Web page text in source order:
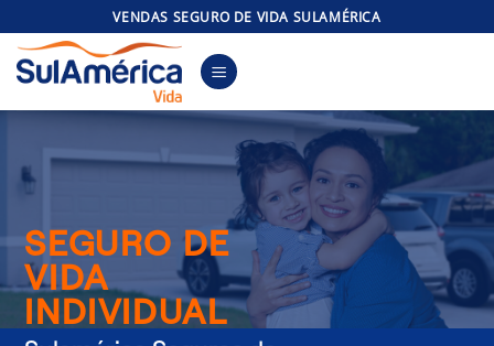
to
content
VENDAS SEGURO DE VIDA SULAMÉRICA
SEGURO DE
VIDA
INDIVIDUAL